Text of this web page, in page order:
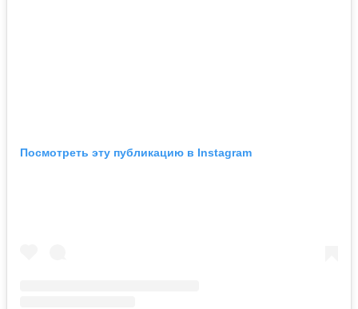
Посмотреть эту публикацию в Instagram